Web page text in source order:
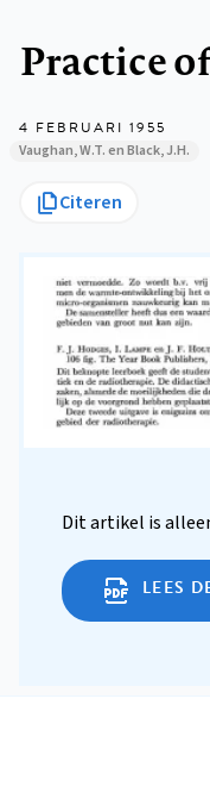
Practice
4 FEBRUARI 1955
Vaughan, W.T. en Black, J.H.
Citeren
Dit artikel is
LEES